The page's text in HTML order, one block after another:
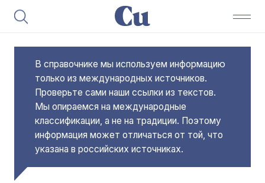
В справочнике мы используем информацию
только из международных источников.
Проверьте сами наши ссылки из текстов.
Мы опираемся на международные
классификации, а не на традиции. Поэтому
информация может отличаться от той, что
указана в российских источниках.